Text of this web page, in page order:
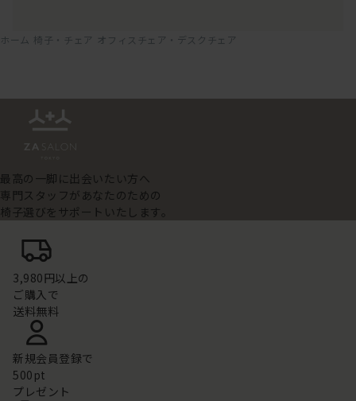
ホーム 椅子・チェア オフィスチェア・デスクチェア
最高の一脚に出会いたい方へ
専門スタッフがあなたのための
椅子選びをサポートいたします。
3,980円以上の
ご購入で
送料無料
新規会員登録で
500pt
プレゼント